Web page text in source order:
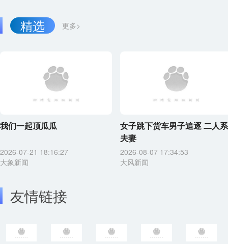
更多>
精选
我们一起顶瓜瓜
2026-07-21 18:16:27
大象新闻
女子跳下货车男子追逐 二人系
夫妻
2026-08-07 17:34:53
大风新闻
友情链接